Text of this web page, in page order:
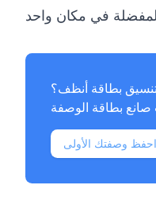
بطاقة أنظف؟
صانع بطاقة الوصفة
احفظ وصفتك الأولى